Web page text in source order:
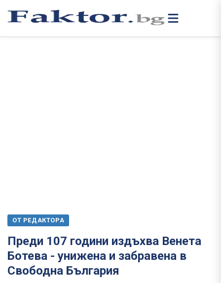
ОТ РЕДАКТОРА
Преди 107 години издъхва Венета
Ботева - унижена и забравена в
Свободна България